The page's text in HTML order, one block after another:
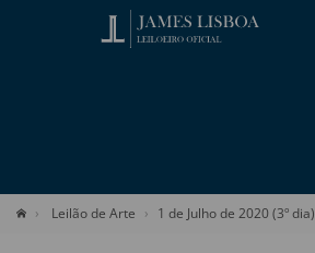
Leilão de Arte 1 de Julho de 2020 (3º dia)